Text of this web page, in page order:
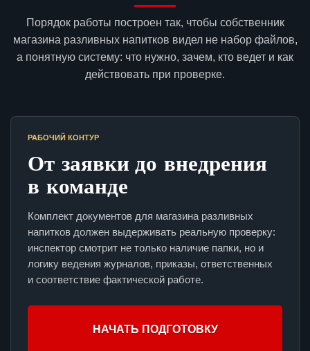
Порядок работы построен так, чтобы собственник
магазина разливных напитков видел не набор файлов,
а понятную систему: что нужно, зачем, кто ведет и как
действовать при проверке.
РАБОЧИЙ КОНТУР
От заявки до внедрения
в команде
Комплект документов для магазина разливных
напитков должен выдерживать реальную проверку:
инспектор смотрит не только наличие папки, но и
логику ведения журналов, приказы, ответственных
и соответствие фактической работе.
НАЧАТЬ ПОДГОТОВКУ